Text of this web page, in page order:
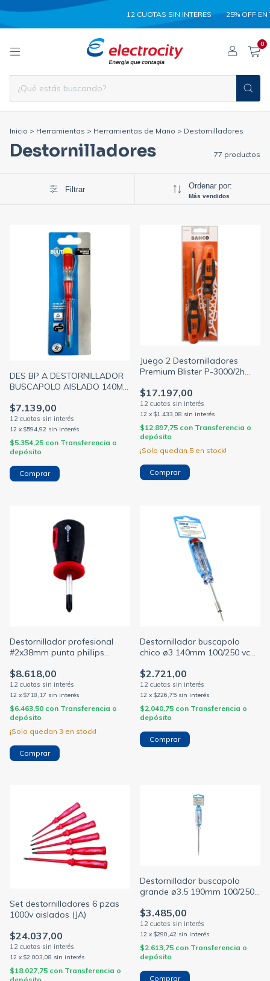
12 CUOTAS SIN INTERES 25% OFF EN
0
Inicio > Herramientas > Herramientas de Mano > Destornilladores
Destornilladores 77 productos
Filtrar Ordenar por:
Más vendidos
DES BP A DESTORNILLADOR
BUSCAPOLO AISLADO 140MM
$7.139,00
12 x $594,92 sin interés
$5.354,25 con Transferencia o
depósito
Juego 2 Destornilladores
Premium Blister P-3000/2h
$17.197,00
12 x $1.433,08 sin interés
$12.897,75 con Transferencia o
depósito
¡Solo quedan 5 en stock!
Destornillador profesional
#2x38mm punta phillips
$8.618,00
12 x $718,17 sin interés
$6.463,50 con Transferencia o
depósito
¡Solo quedan 3 en stock!
Destornillador buscapolo
chico ø3 140mm 100/250 vca
$2.721,00
12 x $226,75 sin interés
$2.040,75 con Transferencia o
depósito
Set destornilladores 6 pzas
1000v aislados (JA)
$24.037,00
12 x $2.003,08 sin interés
$18.027,75 con Transferencia o
Destornillador buscapolo
grande ø3.5 190mm 100/250
$3.485,00
12 x $290,42 sin interés
$2.613,75 con Transferencia o
depósito